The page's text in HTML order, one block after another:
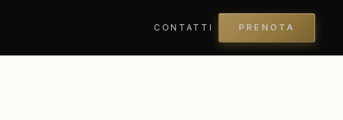
CONTATTI PRENOTA